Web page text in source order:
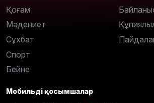
Қоғам
Мәдениет
Сұхбат
Спорт
Бейне
Мобильді қосымшалар